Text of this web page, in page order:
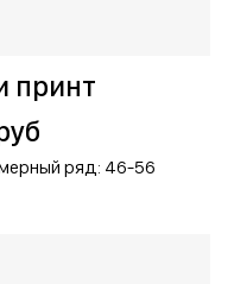
принт
ряд: 46-56